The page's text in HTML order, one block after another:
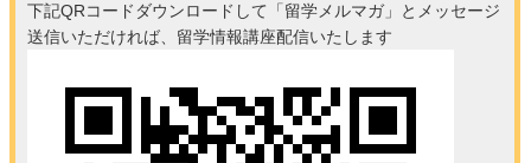
下記QRコードダウンロードして「留学メルマガ」とメッセージ
送信いただければ、留学情報講座配信いたします